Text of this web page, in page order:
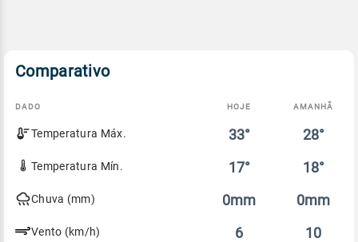
Comparativo
Comparativo
entre
previsão
hoje
DADO HOJE AMANHÃ
Temperatura Máx. 33° 28°
Temperatura Mín. 17° 18°
Chuva (mm) 0mm 0mm
Vento (km/h) 6 10